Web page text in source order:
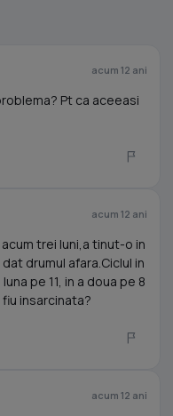
acum 12 ani
Pt ca aceeasi
acum 12 ani
trei luni,a tinut-o in
drumul afara.Ciclul in
pe 11, in a doua pe 8
fiu insarcinata?
acum 12 ani